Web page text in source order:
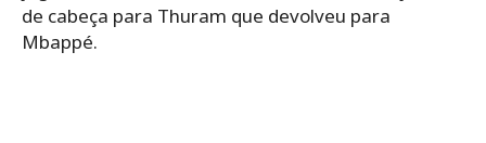
de cabeça para Thuram que devolveu para
Mbappé.